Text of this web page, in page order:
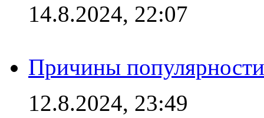
14.8.2024, 22:07
Причины
12.8.2024, 23:49